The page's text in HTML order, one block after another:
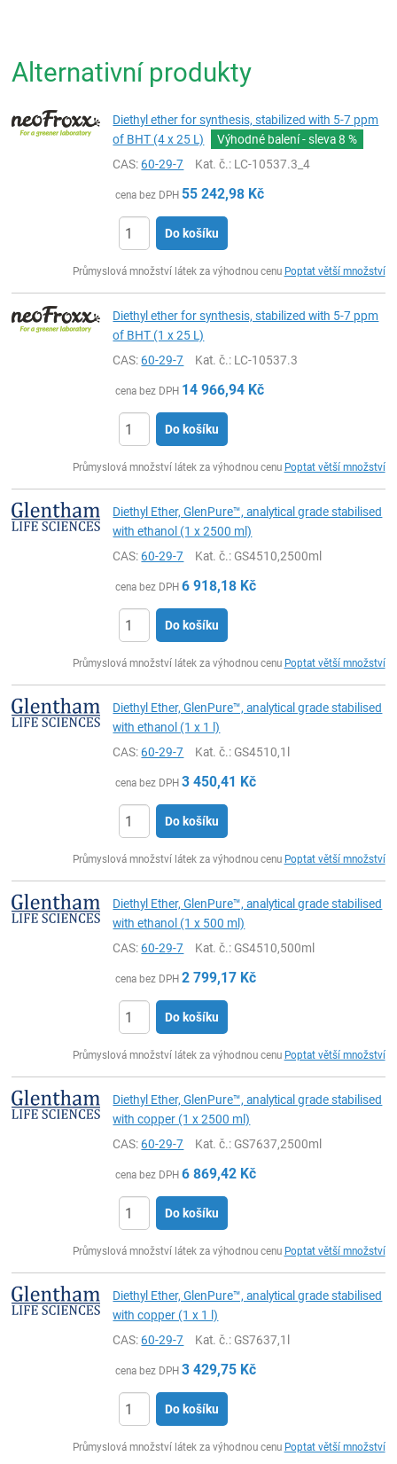
Alternativní produkty
Diethyl ether for synthesis, stabilized with 5-7 ppm
of BHT (4 x 25 L)
Výhodné balení - sleva8 %
CAS:60-29-7 Kat. č.: LC-10537.3_4
cena bez DPH 55 242,98 Kč
Do košíku
Průmyslová množství látek za výhodnou cenu Poptat větší množství
Diethyl ether for synthesis, stabilized with 5-7 ppm
of BHT (1 x 25 L)
CAS:60-29-7 Kat. č.: LC-10537.3
cena bez DPH 14 966,94 Kč
Do košíku
Průmyslová množství látek za výhodnou cenu Poptat větší množství
Diethyl Ether, GlenPure™, analytical grade stabilised
with ethanol (1 x 2500 ml)
CAS:60-29-7 Kat. č.: GS4510,2500ml
cena bez DPH 6 918,18 Kč
Do košíku
Průmyslová množství látek za výhodnou cenu Poptat větší množství
Diethyl Ether, GlenPure™, analytical grade stabilised
with ethanol (1 x 1 l)
CAS:60-29-7 Kat. č.: GS4510,1l
cena bez DPH 3 450,41 Kč
Do košíku
Průmyslová množství látek za výhodnou cenu Poptat větší množství
Diethyl Ether, GlenPure™, analytical grade stabilised
with ethanol (1 x 500 ml)
CAS:60-29-7 Kat. č.: GS4510,500ml
cena bez DPH 2 799,17 Kč
Do košíku
Průmyslová množství látek za výhodnou cenu Poptat větší množství
Diethyl Ether, GlenPure™, analytical grade stabilised
with copper (1 x 2500 ml)
CAS:60-29-7 Kat. č.: GS7637,2500ml
cena bez DPH 6 869,42 Kč
Do košíku
Průmyslová množství látek za výhodnou cenu Poptat větší množství
Diethyl Ether, GlenPure™, analytical grade stabilised
with copper (1 x 1 l)
CAS:60-29-7 Kat. č.: GS7637,1l
cena bez DPH 3 429,75 Kč
Do košíku
Průmyslová množství látek za výhodnou cenu Poptat větší množství